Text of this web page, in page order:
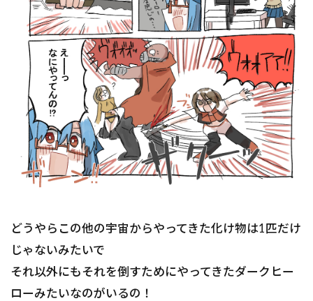
どうやらこの他の宇宙からやってきた化け物は1匹だけ
じゃないみたいで
それ以外にもそれを倒すためにやってきたダークヒー
ローみたいなのがいるの！